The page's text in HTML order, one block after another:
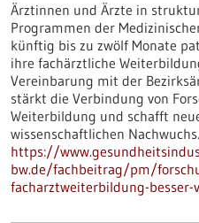
Ärztinnen und Ärzte in
Programmen der
künftig bis zu zwölf Monate
ihre fachärztliche
Vereinbarung mit der
stärkt die Verbindung von
Weiterbildung und schafft
wissenschaftlichen Nachwuchs.
https://
bw.de/fachbeitrag/pm/
facharztweiterbildung-besser-